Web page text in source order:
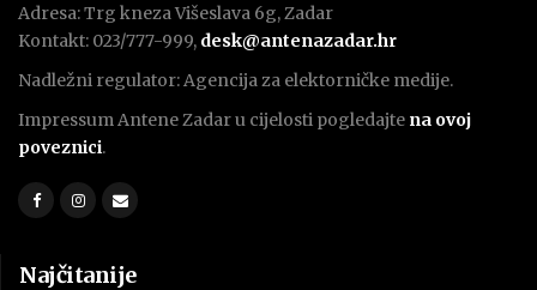
Adresa: Trg kneza Višeslava 6g, Zadar
Kontakt: 023/777-999, desk@antenazadar.hr
Nadležni regulator: Agencija za elektorničke medije.
Impressum Antene Zadar u cijelosti pogledajte na ovoj
poveznici.
Najčitanije